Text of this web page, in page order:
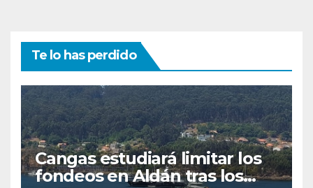
Te lo has perdido
Cangas estudiará limitar los
fondeos en Aldán tras los